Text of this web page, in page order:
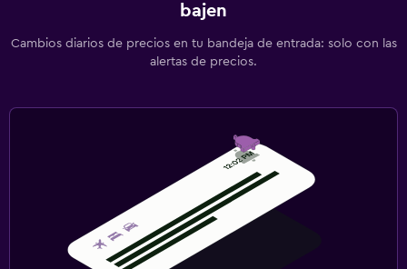
bajen
Cambios diarios de precios en tu bandeja de entrada: solo con las
alertas de precios.